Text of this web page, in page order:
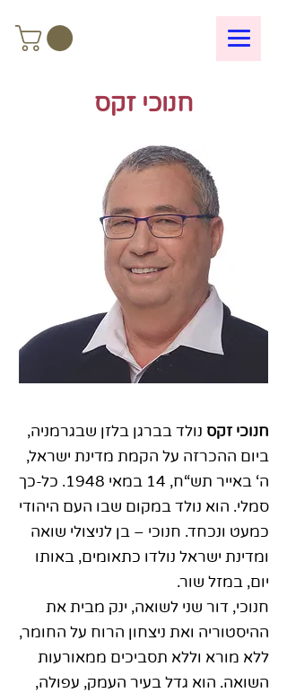
חנוכי זקס
חנוכי זקס נולד בברגן בלזן שבגרמניה,
ביום ההכרזה על הקמת מדינת ישראל,
ה‘ באייר תש“ח, 14 במאי 1948. כל-כך
סמלי. הוא נולד במקום שבו העם היהודי
כמעט ונכחד. חנוכי – בן לניצולי שואה
ומדינת ישראל נולדו כתאומים, באותו
יום, במזל שור.
חנוכי, דור שני לשואה, ינק מבית את
ההיסטוריה ואת ניצחון הרוח על החומר,
ללא מורא וללא תסביכים ממאורעות
השואה. הוא גדל בעיר העמק, עפולה,